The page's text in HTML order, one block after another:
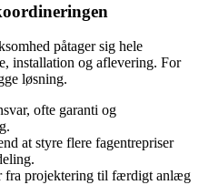
påtager sig hele
installation og aflevering. For
løsning.
ofte garanti og
at styre flere fagentrepriser
fra projektering til færdigt anlæg